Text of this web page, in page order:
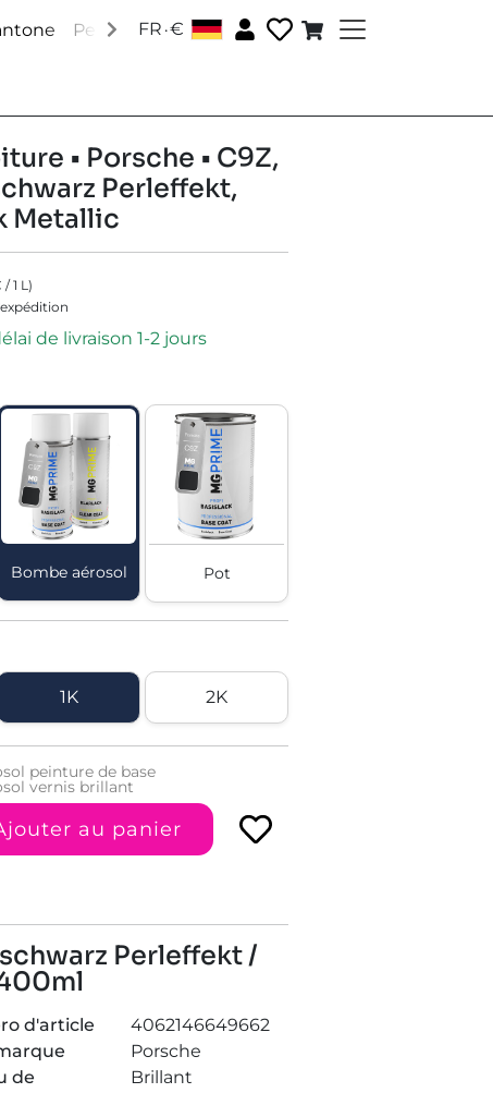
Peintures RAL Peintures spéciales
FR .€
• Porsche • C9Z,
Perleffekt,
Metallic
/1 L)
de livraison 1-2 jours
Bombe aérosol Pot
1K 2K
peinture de base
vernis brillant
au panier
Perleffekt /
d'article
4062146649662
Porsche
de
Brillant